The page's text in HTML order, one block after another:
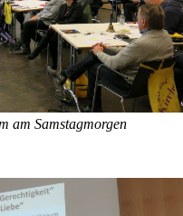
am Samstagmorgen